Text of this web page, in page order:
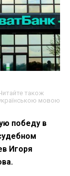
також
мовою
победу в
Игоря